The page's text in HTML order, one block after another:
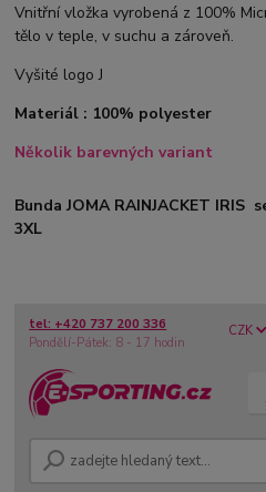
Vnitřní vložka vyrobená z 100%
tělo v teple, v suchu a zároveň.
Vyšité logo J
Materiál : 100% polyester
Několik barevných variant
Bunda JOMA RAINJACKET IRIS
3XL
CZK
tel: +420 737 200 336
Pondělí-Pátek: 8 - 17 hodin